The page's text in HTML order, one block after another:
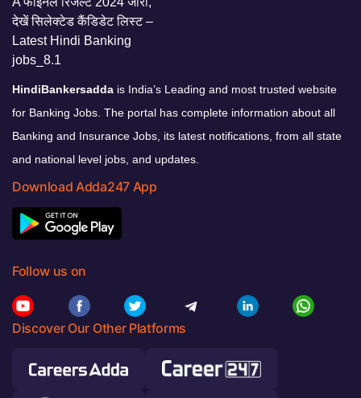
HindiBankersadda is India’s Leading and most trusted website
for Banking Jobs. The portal has complete information about all
Banking and Insurance Jobs, its latest notifications, from all state
and national level jobs, and updates.
Download Adda247 App
Follow us on
Discover Our Other Platforms